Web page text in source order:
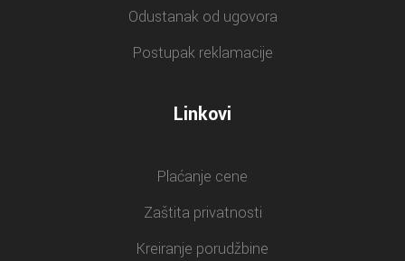
Odustanak od ugovora
Postupak reklamacije
Linkovi
Plaćanje cene
Zaštita privatnosti
Kreiranje porudžbine